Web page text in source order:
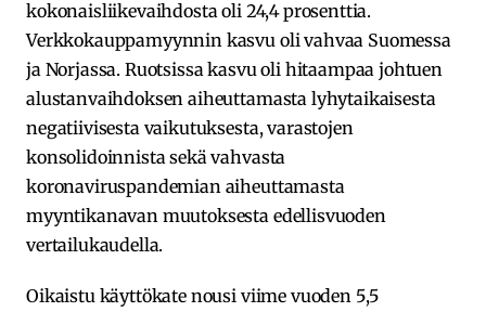
kokonaisliikevaihdosta oli 24,4 prosenttia.
Verkkokauppamyynnin kasvu oli vahvaa Suomessa
ja Norjassa. Ruotsissa kasvu oli hitaampaa johtuen
alustanvaihdoksen aiheuttamasta lyhytaikaisesta
negatiivisesta vaikutuksesta, varastojen
konsolidoinnista sekä vahvasta
koronaviruspandemian aiheuttamasta
myyntikanavan muutoksesta edellisvuoden
vertailukaudella.
Oikaistu käyttökate nousi viime vuoden 5,5